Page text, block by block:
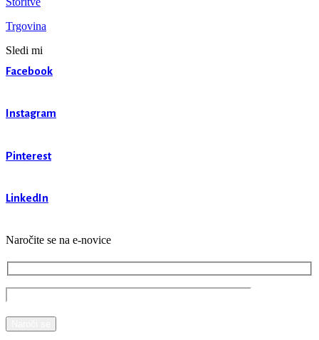
Trgovina
Sledi mi
Facebook
Instagram
Pinterest
LinkedIn
Naročite se na e-novice